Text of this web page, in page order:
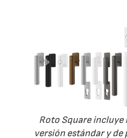
Roto Square incluye
versión estándar y